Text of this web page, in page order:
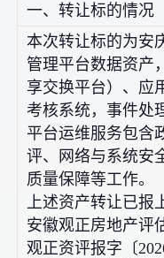
一、转让标的情况
本次转让标的为安
管理平台数据资产
享交换平台）、应
考核系统，事件处
平台运维服务包含
评、网络与系统安
质量保障等工作。
上述资产转让已报
安徽观正房地产评
观正资评报字〔